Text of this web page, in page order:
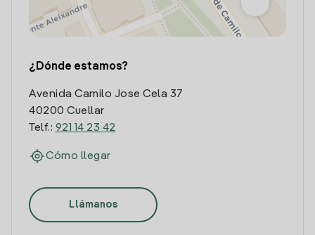
¿Dónde estamos?
Avenida Camilo Jose Cela 37
40200 Cuellar
Telf.: 921 14 23 42
Cómo llegar
Llámanos